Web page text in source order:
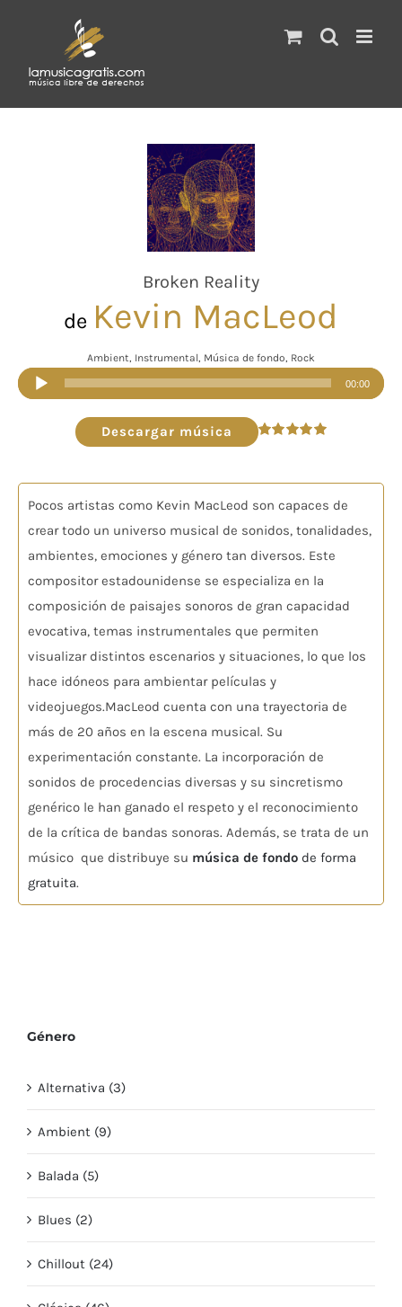
Broken Reality
de Kevin MacLeod
Ambient, Instrumental, Música de fondo, Rock
Reproductor
de
audio
00:00
Descargar música
Pocos artistas como Kevin MacLeod son capaces de
crear todo un universo musical de sonidos, tonalidades,
ambientes, emociones y género tan diversos. Este
compositor estadounidense se especializa en la
composición de paisajes sonoros de gran capacidad
evocativa, temas instrumentales que permiten
visualizar distintos escenarios y situaciones, lo que los
hace idóneos para ambientar películas y
videojuegos.MacLeod cuenta con una trayectoria de
más de 20 años en la escena musical. Su
experimentación constante. La incorporación de
sonidos de procedencias diversas y su sincretismo
genérico le han ganado el respeto y el reconocimiento
de la crítica de bandas sonoras. Además, se trata de un
músico que distribuye su música de fondo de forma
gratuita.
Género
Alternativa (3)
Ambient (9)
Balada (5)
Blues (2)
Chillout (24)